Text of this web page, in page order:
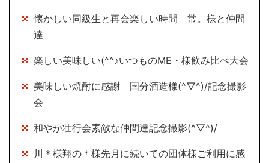
懐かしい同級生と再会楽しい時間 常。様と仲間
達
楽しい美味しい(^^♪いつものME・様飲み比べ大会
美味しい焼酎に感謝 国分酒造様(^▽^)/記念撮影
会
和やか壮行会素敵な仲間達記念撮影(^▽^)/
川＊様翔の＊様先月に続いての団体様ご利用に感